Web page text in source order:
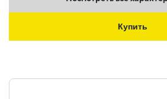
Купить